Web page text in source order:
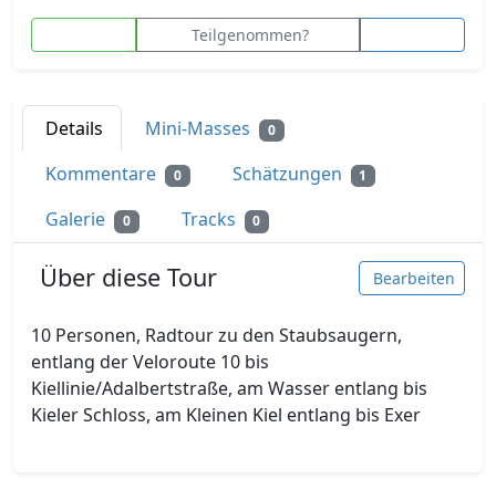
Teilgenommen?
Details Mini-Masses 0
Kommentare 0 Schätzungen 1
Galerie 0 Tracks 0
Über diese Tour Bearbeiten
10 Personen, Radtour zu den Staubsaugern,
entlang der Veloroute 10 bis
Kiellinie/Adalbertstraße, am Wasser entlang bis
Kieler Schloss, am Kleinen Kiel entlang bis Exer